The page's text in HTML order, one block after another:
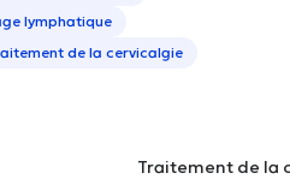
lymphatique
de la cervicalgie
Traitement de la